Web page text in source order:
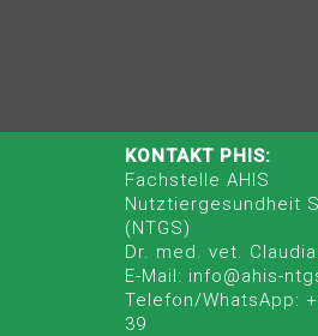
KONTAKT PHIS:
Fachstelle AHIS
Nutztiergesundheit
(NTGS)
Dr. med. vet.
E-Mail: info@ahis-
Telefon/WhatsApp:
39